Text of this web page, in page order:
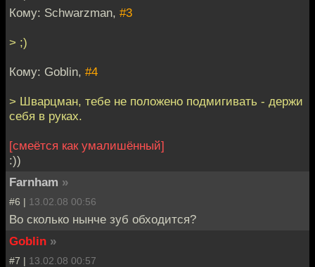
Кому: Schwarzman, #3
> ;)
Кому: Goblin, #4
> Шварцман, тебе не положено подмигивать - держи
себя в руках.
[смеётся как умалишённый]
:))
Farnham »
#6 | 13.02.08 00:56
Во сколько нынче зуб обходится?
Goblin »
#7 | 13.02.08 00:57